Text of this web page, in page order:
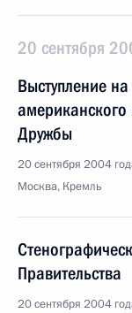
20 сентября
Выступление
Дружбы
20 сентября 2004
Москва, Кремль
Правительства
20 сентября 2004